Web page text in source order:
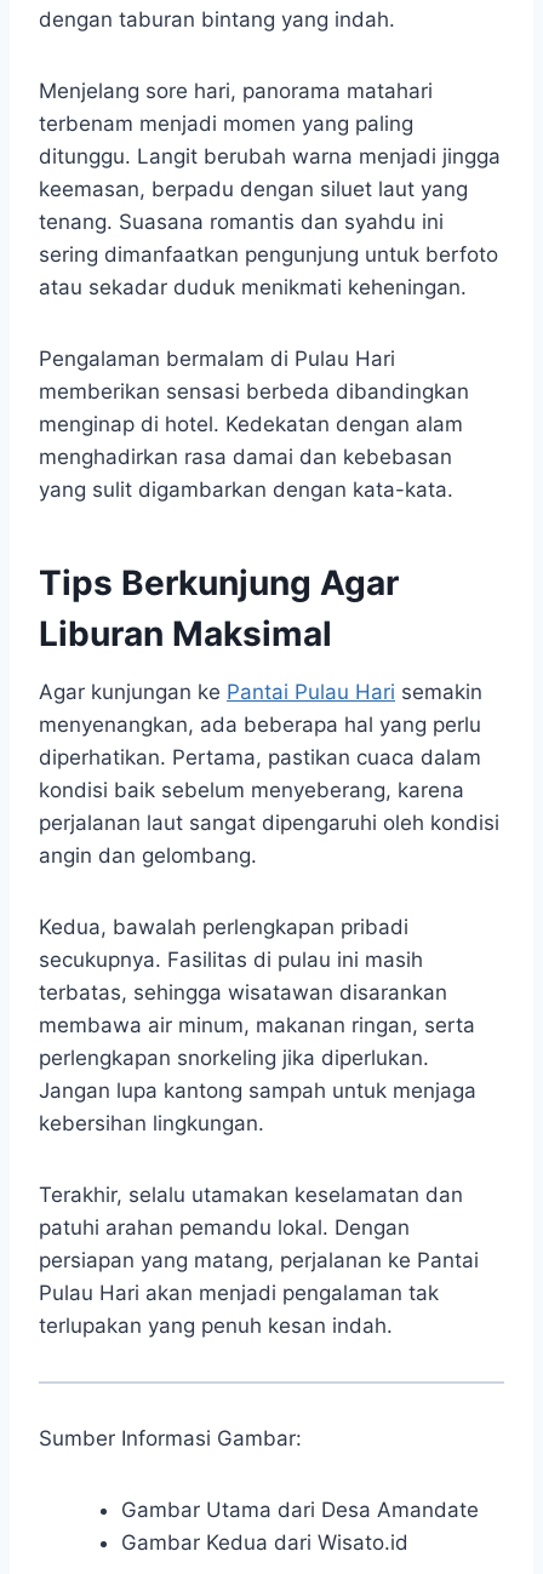
dengan taburan bintang yang indah.
Menjelang sore hari, panorama matahari
terbenam menjadi momen yang paling
ditunggu. Langit berubah warna menjadi jingga
keemasan, berpadu dengan siluet laut yang
tenang. Suasana romantis dan syahdu ini
sering dimanfaatkan pengunjung untuk berfoto
atau sekadar duduk menikmati keheningan.
Pengalaman bermalam di Pulau Hari
memberikan sensasi berbeda dibandingkan
menginap di hotel. Kedekatan dengan alam
menghadirkan rasa damai dan kebebasan
yang sulit digambarkan dengan kata-kata.
Tips Berkunjung Agar
Liburan Maksimal
Agar kunjungan ke Pantai Pulau Hari semakin
menyenangkan, ada beberapa hal yang perlu
diperhatikan. Pertama, pastikan cuaca dalam
kondisi baik sebelum menyeberang, karena
perjalanan laut sangat dipengaruhi oleh kondisi
angin dan gelombang.
Kedua, bawalah perlengkapan pribadi
secukupnya. Fasilitas di pulau ini masih
terbatas, sehingga wisatawan disarankan
membawa air minum, makanan ringan, serta
perlengkapan snorkeling jika diperlukan.
Jangan lupa kantong sampah untuk menjaga
kebersihan lingkungan.
Terakhir, selalu utamakan keselamatan dan
patuhi arahan pemandu lokal. Dengan
persiapan yang matang, perjalanan ke Pantai
Pulau Hari akan menjadi pengalaman tak
terlupakan yang penuh kesan indah.
Sumber Informasi Gambar:
Gambar Utama dari Desa Amandate
Gambar Kedua dari Wisato.id